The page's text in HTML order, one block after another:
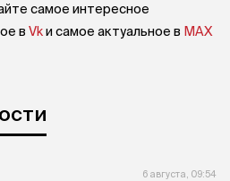
самое интересное
в Vkи самое актуальное в MAX
6 августа, 09:54